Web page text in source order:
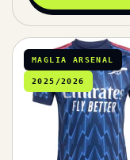
MAGLIA ARSENAL
2025/2026